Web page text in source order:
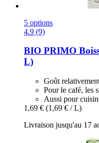
5 options
4.9 (9)
BIO PRIMO
L)
Goût
Pour le café, les
Aussi pour
1,69 € (1,69 € / L)
Livraison jusqu'au 17